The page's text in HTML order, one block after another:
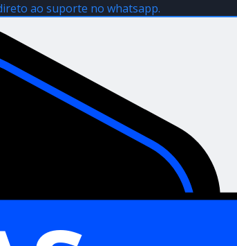
ao suporte no whatsapp.